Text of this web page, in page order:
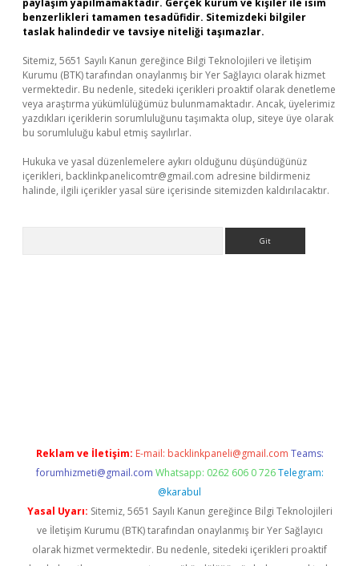
paylaşım yapılmamaktadır. Gerçek kurum ve kişiler ile isim
benzerlikleri tamamen tesadüfidir. Sitemizdeki bilgiler
taslak halindedir ve tavsiye niteliği taşımazlar.
Sitemiz, 5651 Sayılı Kanun gereğince Bilgi Teknolojileri ve İletişim
Kurumu (BTK) tarafından onaylanmış bir Yer Sağlayıcı olarak hizmet
vermektedir. Bu nedenle, sitedeki içerikleri proaktif olarak denetleme
veya araştırma yükümlülüğümüz bulunmamaktadır. Ancak, üyelerimiz
yazdıkları içeriklerin sorumluluğunu taşımakta olup, siteye üye olarak
bu sorumluluğu kabul etmiş sayılırlar.
Hukuka ve yasal düzenlemelere aykırı olduğunu düşündüğünüz
içerikleri, backlinkpanelicomtr@gmail.com adresine bildirmeniz
halinde, ilgili içerikler yasal süre içerisinde sitemizden kaldırılacaktır.
Reklam ve İletişim: E-mail: backlinkpaneli@gmail.com Teams:
forumhizmeti@gmail.com Whatsapp: 0262 606 0 726 Telegram:
@karabul
Yasal Uyarı: Sitemiz, 5651 Sayılı Kanun gereğince Bilgi Teknolojileri
ve İletişim Kurumu (BTK) tarafından onaylanmış bir Yer Sağlayıcı
olarak hizmet vermektedir. Bu nedenle, sitedeki içerikleri proaktif